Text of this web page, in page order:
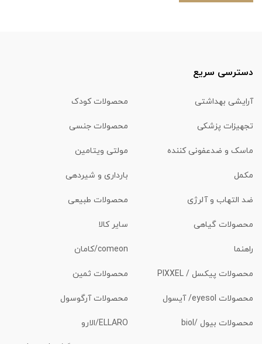
دسترسی سریع
آرایشی بهداشتی محصولات کودک
تجهیزات پزشکی محصولات جنسی
ماسک و ضدعفونی کننده مولتی ویتامین
مکمل بارداری و شیردهی
ضد التهاب و آلرژی محصولات طبیعی
محصولات گیاهی سایر کالا
راهنما comeon/کامان
محصولات پیکسل / PIXXEL محصولات ثمین
محصولات eyesol/ آیسول محصولات آرگوسول
محصولات بیول /biol ELLARO/الارو